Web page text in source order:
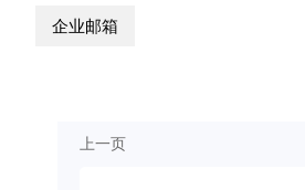
企业邮箱
上一页